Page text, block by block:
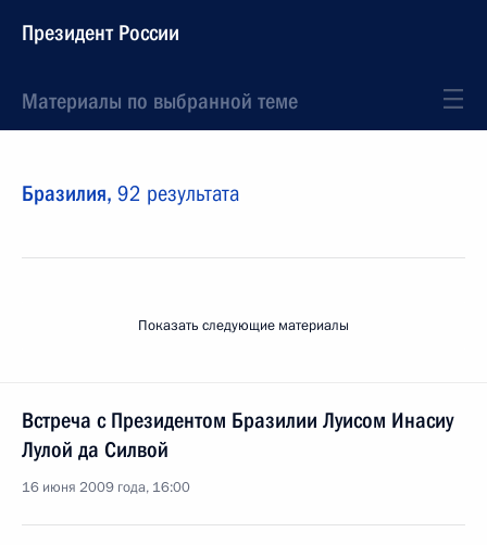
Президент России
Материалы по выбранной теме
Бразилия, 92 результата
Показать следующие материалы
Встреча с Президентом Бразилии Луисом Инасиу
Лулой да Силвой
16 июня 2009 года, 16:00